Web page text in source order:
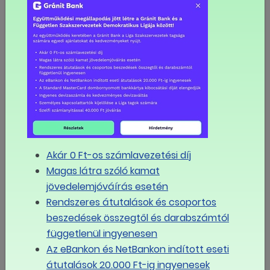
2018.04.20
Várakozáson felül nőnek a
bérek
2018.04.20
Magyar Idők: 12-13
százalékos keresetemelés
lesz a versenyszférában
2018.04.20
Várakozáson felül nőnek a
bérek idén
Akár 0 Ft-os számlavezetési díj
Magas látra szóló kamat
jövedelemjóváírás esetén
Rendszeres átutalások és csoportos
beszedések összegtől és darabszámtól
függetlenül ingyenesen
Az eBankon és NetBankon indított eseti
átutalások 20.000 Ft-ig ingyenesek